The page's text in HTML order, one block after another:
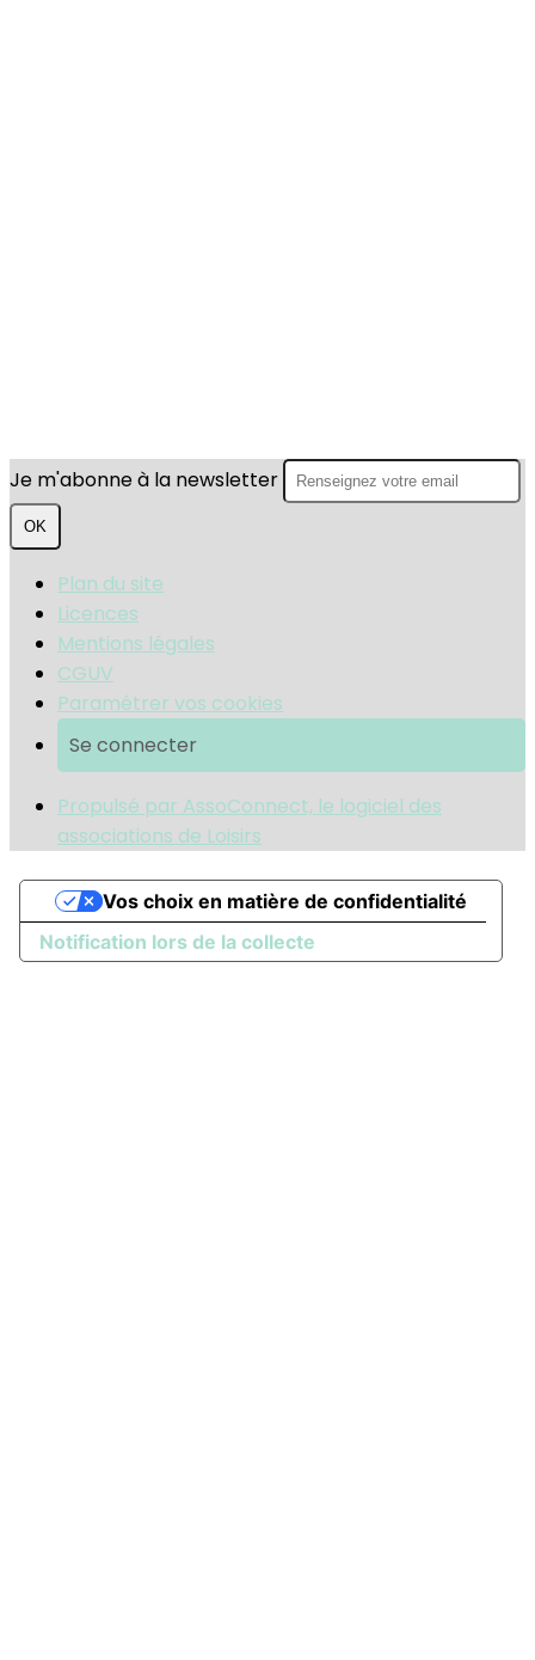
Je m'abonne à la newsletter
OK
Plan du site
Licences
Mentions légales
CGUV
Paramétrer vos cookies
Se connecter
Propulsé par AssoConnect, le logiciel des
associations de Loisirs
Notification lors de la collecte
Vos choix en matière de confidentialité